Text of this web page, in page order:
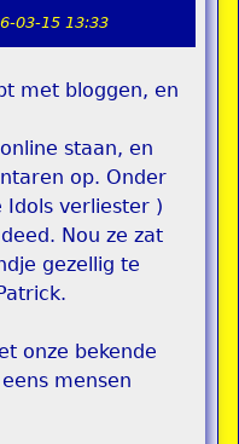
03-15 13:33
met bloggen, en
staan, en
op. Onder
Idols verliester )
Nou ze zat
gezellig te
onze bekende
mensen